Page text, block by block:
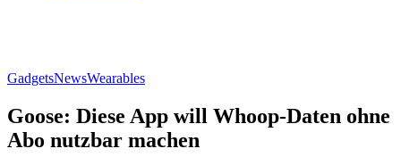
GadgetsNewsWearables
Goose: Diese App will Whoop-Daten ohne
Abo nutzbar machen